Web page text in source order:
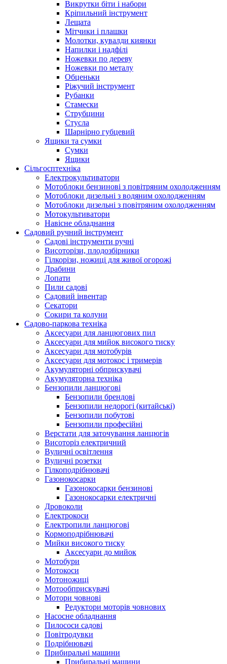
Викрутки біти і набори
Кріпильний інструмент
Лещата
Мітчики і плашки
Молотки, кувалди киянки
Напилки і надфілі
Ножевки по дереву
Ножевки по металу
Обценьки
Ріжучий інструмент
Рубанки
Стамески
Струбцини
Стусла
Шарнірно губцевий
Ящики та сумки
Сумки
Ящики
Сільгосптехніка
Електрокультиватори
Мотоблоки бензинові з повітряним охолодженням
Мотоблоки дизельні з водяним охолодженням
Мотоблоки дизельні з повітряним охолодженням
Мотокультиватори
Навісне обладнання
Садовий ручний інструмент
Cадові інструменти ручні
Висоторізи, плодозбірники
Гілкорізи, ножиці для живої огорожі
Драбини
Лопати
Пили садові
Садовий інвентар
Секатори
Сокири та колуни
Садово-паркова техніка
Аксесуари для ланцюгових пил
Аксесуари для мийок високого тиску
Аксесуари для мотобурів
Аксесуари для мотокос і тримерів
Акумуляторні обприскувачі
Акумуляторна техніка
Бензопили ланцюгові
Бензопили брендові
Бензопили недорогі (китайські)
Бензопили побутові
Бензопили професійні
Верстати для заточування ланцюгів
Висоторіз електричний
Вуличні освітлення
Вуличні розетки
Гілкоподрібнювачі
Газонокосарки
Газонокосарки бензинові
Газонокосарки електричні
Дровоколи
Електрокоси
Електропили ланцюгові
Кормоподрібнювачі
Мийки високого тиску
Аксесуари до мийок
Мотобури
Мотокоси
Мотоножиці
Мотообприскувачі
Мотори човнові
Редуктори моторів човнових
Насосне обладнання
Пилососи садові
Повітродувки
Подрібнювачі
Прибиральні машини
Прибиральні машини